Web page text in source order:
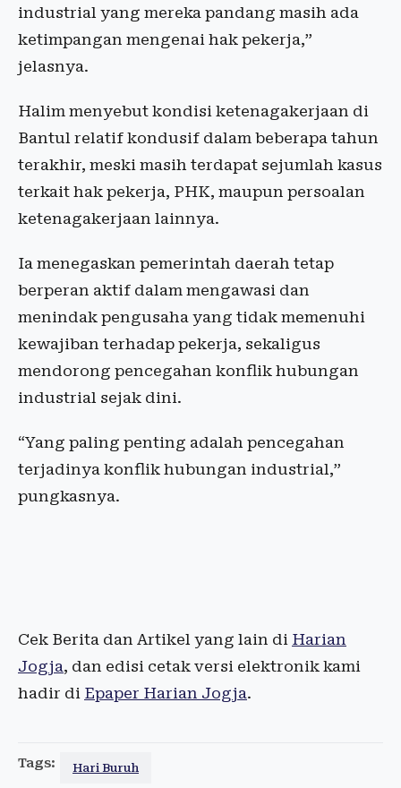
industrial yang mereka pandang masih ada
ketimpangan mengenai hak pekerja,”
jelasnya.
Halim menyebut kondisi ketenagakerjaan di
Bantul relatif kondusif dalam beberapa tahun
terakhir, meski masih terdapat sejumlah kasus
terkait hak pekerja, PHK, maupun persoalan
ketenagakerjaan lainnya.
Ia menegaskan pemerintah daerah tetap
berperan aktif dalam mengawasi dan
menindak pengusaha yang tidak memenuhi
kewajiban terhadap pekerja, sekaligus
mendorong pencegahan konflik hubungan
industrial sejak dini.
“Yang paling penting adalah pencegahan
terjadinya konflik hubungan industrial,”
pungkasnya.
Cek Berita dan Artikel yang lain di Harian
Jogja, dan edisi cetak versi elektronik kami
hadir di Epaper Harian Jogja.
Tags: Hari Buruh